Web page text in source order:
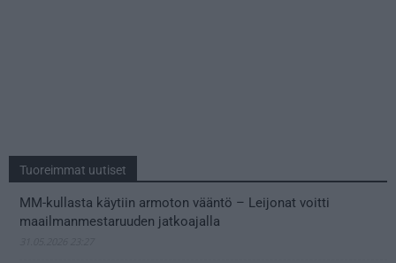
Tuoreimmat uutiset
MM-kullasta käytiin armoton vääntö – Leijonat voitti
maailmanmestaruuden jatkoajalla